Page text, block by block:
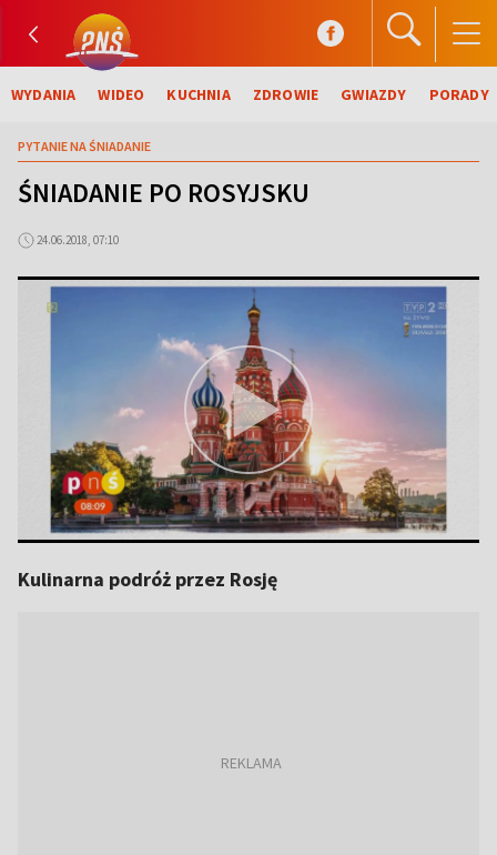
WYDANIA WIDEO KUCHNIA ZDROWIE GWIAZDY PORADY
PYTANIE NA ŚNIADANIE
ŚNIADANIE PO ROSYJSKU
24.06.2018, 07:10
Kulinarna podróż przez Rosję